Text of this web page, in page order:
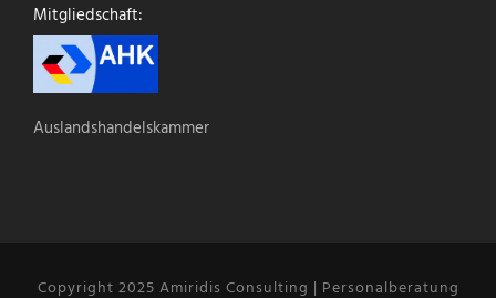
Mitgliedschaft:
Auslandshandelskammer
Copyright 2025 Amiridis Consulting | Personalberatung